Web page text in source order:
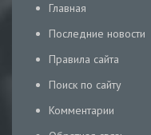
Главная
Последние новости
Правила сайта
Поиск по сайту
Комментарии